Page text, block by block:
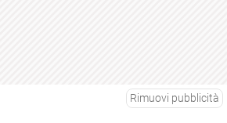
Rimuovi pubblicità